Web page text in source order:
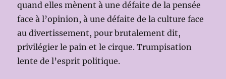
quand elles mènent à une défaite de la pensée
face à l’opinion, à une défaite de la culture face
au divertissement, pour brutalement dit,
privilégier le pain et le cirque. Trumpisation
lente de l’esprit politique.